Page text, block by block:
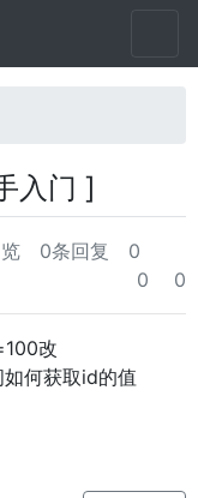
入门 ]
0条回复
0
0
0
改
何获取id的值